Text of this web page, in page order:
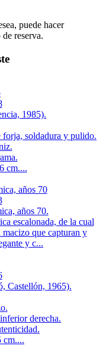
puede hacer
reserva.
1985).
soldadura y pulido.
cm....
años 70
años 70.
escalonada, de la cual
macizo que capturan y
y c...
Castellón, 1965).
derecha.
cm....